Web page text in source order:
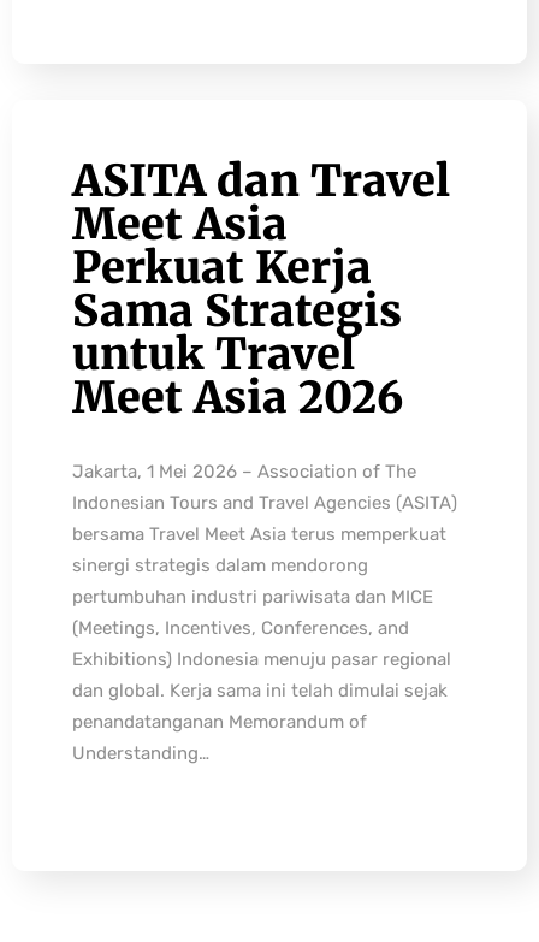
ASITA dan Travel
Meet Asia
Perkuat Kerja
Sama Strategis
untuk Travel
Meet Asia 2026
Jakarta, 1 Mei 2026 – Association of The
Indonesian Tours and Travel Agencies (ASITA)
bersama Travel Meet Asia terus memperkuat
sinergi strategis dalam mendorong
pertumbuhan industri pariwisata dan MICE
(Meetings, Incentives, Conferences, and
Exhibitions) Indonesia menuju pasar regional
dan global. Kerja sama ini telah dimulai sejak
penandatanganan Memorandum of
Understanding…